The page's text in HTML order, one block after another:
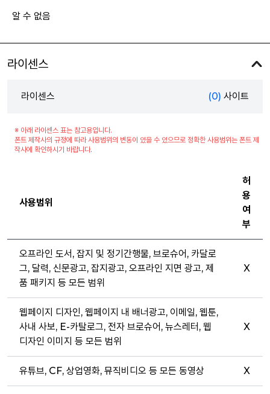
알 수 없음
라이센스
라이센스 (0) 사이트
※ 아래 라이센스 표는 참고용입니다.
폰트 제작사의 규정에 따라 사용범위의 변동이 있을 수 있으므로 정확한 사용범위는 폰트 제
작사에 확인하시기 바랍니다.
사용범위
허
용
여
부
오프라인 도서, 잡지 및 정기간행물, 브로슈어, 카달로
그, 달력, 신문광고, 잡지광고, 오프라인 지면 광고, 제
품 패키지 등 모든 범위
X
웹페이지 디자인, 웹페이지 내 배너광고, 이메일, 웹툰,
사내 사보, E-카탈로그, 전자 브로슈어, 뉴스레터, 웹
디자인 이미지 등 모든 범위
X
유튜브, CF, 상업영화, 뮤직비디오 등 모든 동영상 X